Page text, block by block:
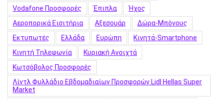
Vodafone Προσφορές
Έπιπλα
Ήχος
Αεροπορικά Εισιτήρια
Αξεσουάρ
Δώρα-Μπόνους
Εκτυπωτές
Ελλάδα Ευρώπη
Κινητά-Smartphone
Κινητή Τηλεφωνία
Κυριακή Ανοιχτά
Κωτσόβολος Προσφορές
Λίντλ Φυλλάδιο Εβδομαδιαίων Προσφορών Lidl Hellas Super
Market